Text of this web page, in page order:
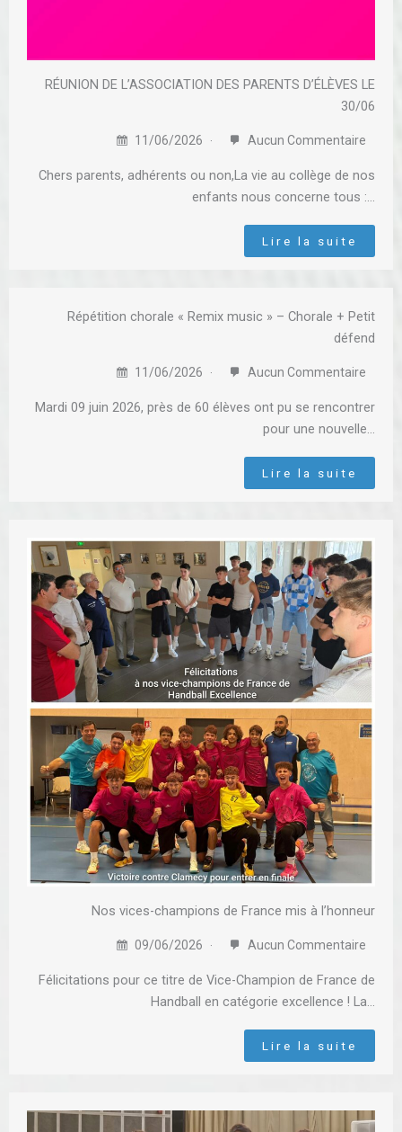
RÉUNION DE L’ASSOCIATION DES PARENTS D’ÉLÈVES LE
30/06
11/06/2026 Aucun Commentaire
Chers parents, adhérents ou non,La vie au collège de nos
enfants nous concerne tous :…
Lire la suite
Répétition chorale « Remix music » – Chorale + Petit
défend
11/06/2026 Aucun Commentaire
Mardi 09 juin 2026, près de 60 élèves ont pu se rencontrer
pour une nouvelle…
Lire la suite
Nos vices-champions de France mis à l’honneur
09/06/2026 Aucun Commentaire
Félicitations pour ce titre de Vice-Champion de France de
Handball en catégorie excellence ! La…
Lire la suite